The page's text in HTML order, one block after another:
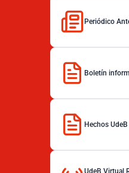
Periódico
Boletín
Hechos UdeB
UdeB Virtual